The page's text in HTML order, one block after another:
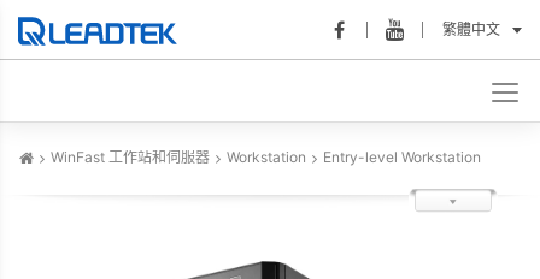
繁體中文
WinFast 工作站和伺服器 Workstation Entry-level Workstation